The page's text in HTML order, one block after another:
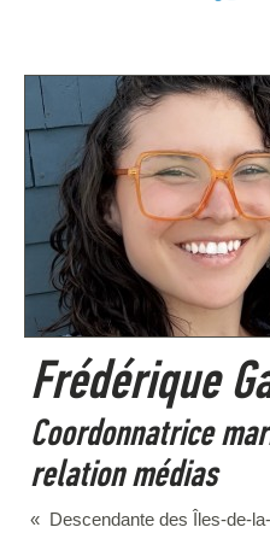
Frédérique
Coordonnatrice
relation médias
« Descendante des Îles-de-